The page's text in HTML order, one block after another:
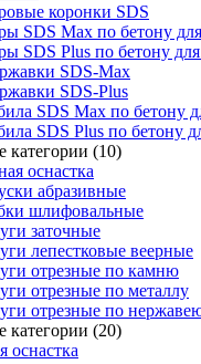
коронки SDS
SDS Max по бетону
SDS Plus по бетону
SDS-Max
SDS-Plus
SDS Mах по бетону
SDS Plus по бетону
категории (10)
оснастка
абразивные
шлифовальные
заточные
лепестковые веерные
отрезные по камню
отрезные по металлу
отрезные по
категории (20)
оснастка